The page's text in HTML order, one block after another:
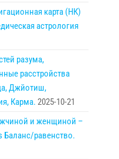
карта (НК)
астрология
разума,
расстройства
Джйотиш,
Карма. 2025-10-21
и женщиной –
Баланс/равенство.